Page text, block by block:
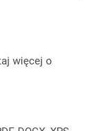
więcej o